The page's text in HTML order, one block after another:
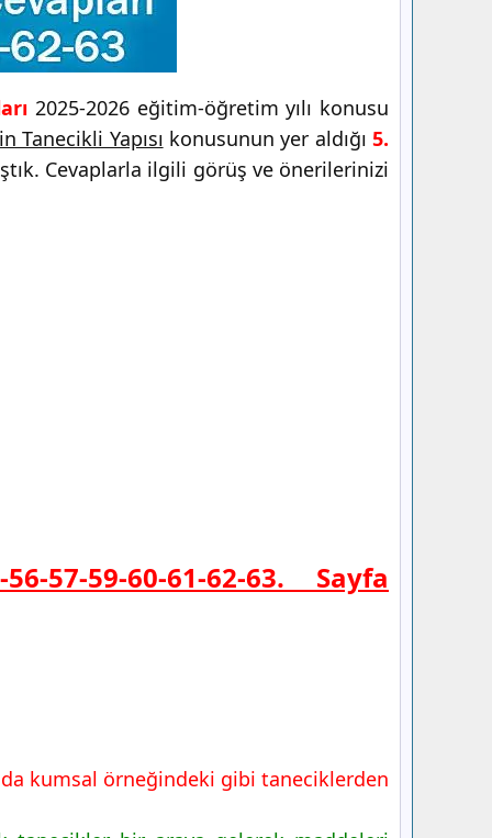
2025-2026 eğitim-öğretim yılı konusu
Tanecikli Yapısı konusunun yer aldığı5.
Cevaplarla ilgili görüş ve önerilerinizi
57-59-60-61-62-63. Sayfa
kumsal örneğindeki gibi taneciklerden